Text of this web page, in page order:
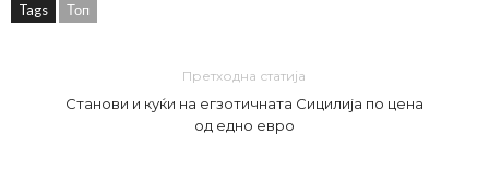
Tags Топ
Претходна статија
Станови и куќи на егзотичната Сицилија по цена
од едно евро